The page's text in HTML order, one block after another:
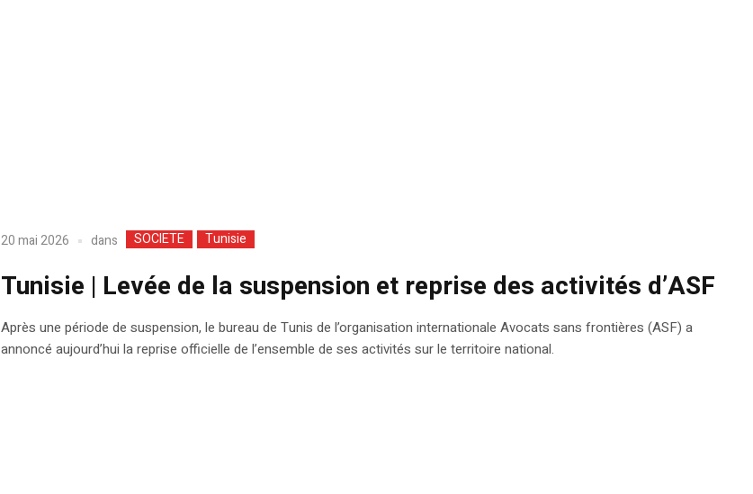
20 mai 2026 dans SOCIETE Tunisie
Tunisie | Levée de la suspension et reprise des activités d’ASF
Après une période de suspension, le bureau de Tunis de l’organisation internationale Avocats sans frontières (ASF) a
annoncé aujourd’hui la reprise officielle de l’ensemble de ses activités sur le territoire national.